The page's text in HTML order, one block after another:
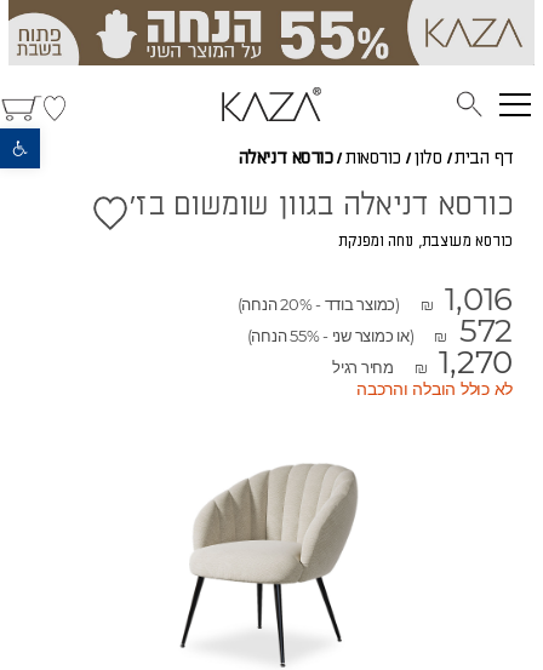
פתח סרגל נגישות
דף הבית/ סלון / כורסאות/ כורסא דניאלה
כורסא דניאלה בגוון שומשום בז'
כורסא מעוצבת, נוחה ומפנקת
₪ 1,016 (כמוצר בודד - 20% הנחה)
₪ 572 (או כמוצר שני - 55% הנחה)
₪ 1,270 מחיר רגיל
לא כולל הובלה והרכבה